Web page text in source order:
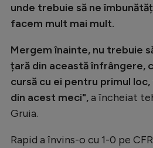
unde trebuie să ne
facem mult mai mult.
Mergem înainte, nu trebuie
țară din această înfrângere,
cursă cu ei pentru primul
din acest meci",a încheiat
Gruia.
Rapid a învins-o cu 1-0 pe